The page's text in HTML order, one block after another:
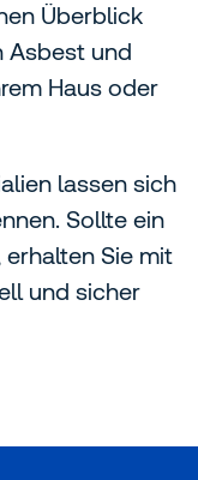
Überblick
Asbest und
Haus oder
lassen sich
Sollte ein
Sie mit
und sicher